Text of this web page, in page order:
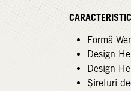
Formă
Design
Design
Șireturi